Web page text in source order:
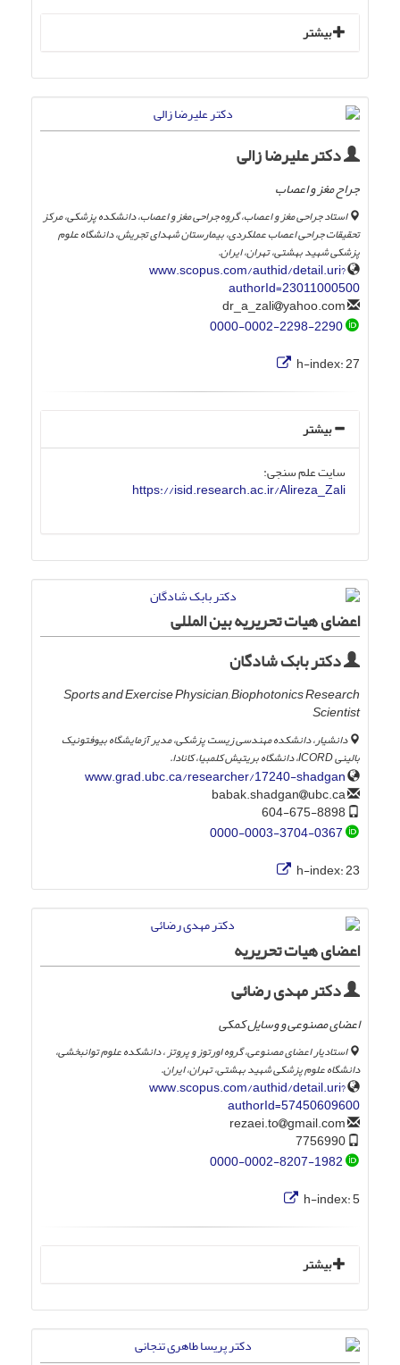
بیشتر
دکتر علیرضا زالی
جراح مغز و اعصاب
استاد جراحی مغز و اعصاب، گروه جراحی مغز و اعصاب، دانشکده پزشکی، مرکز
تحقیقات جراحی اعصاب عملکردی، بیمارستان شهدای تجریش، دانشگاه علوم
پزشکی شهید بهشتی، تهران، ایران.
www.scopus.com/authid/detail.uri?
authorId=23011000500
yahoo.com
0000-0002-2298-2290
h-index:27
بیشتر
سایت علم سنجی:
https://isid.research.ac.ir/Alireza_Zali
اعضای هیات تحریریه بین المللی
دکتر بابک شادگان
Sports and Exercise Physician, Biophotonics Research
Scientist
دانشیار، دانشکده مهندسی زیست پزشکی، مدیر آزمایشگاه بیوفتونیک
بالینی ICORD، دانشگاه بریتیش کلمبیا، کانادا.
www.grad.ubc.ca/researcher/17240-shadgan
ubc.ca
0000-0003-3704-0367
h-index:23
اعضای هیات تحریریه
دکتر مهدی رضائی
اعضای مصنوعی و وسایل کمکی
استادیار اعضای مصنوعی، گروه اورتوز و پروتز ، دانشکده علوم توانبخشی،
دانشگاه علوم پزشکی شهید بهشتی، تهران، ایران.
www.scopus.com/authid/detail.uri?
authorId=57450609600
gmail.com
0000-0002-8207-1982
h-index:5
بیشتر